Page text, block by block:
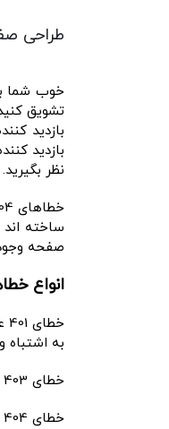
طراحی صفحه
بازدید
بازدید
نظر بگیرید.
ساخته
صفحه وجود خارجی ندارد بهتر
انواع
به اشتباه
خطای 403 : این خطا نیز مثل خطای بالا است زمانی اتفاق می افتد که کسی حق ورد به این صفحه رو نخواهد داشت.
خطای 404 که در بالا بهش اشاره شد صفحاتی که دیگر وجود ندارند